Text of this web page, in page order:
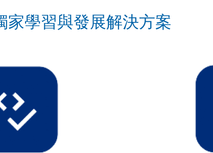
學習與發展解決方案